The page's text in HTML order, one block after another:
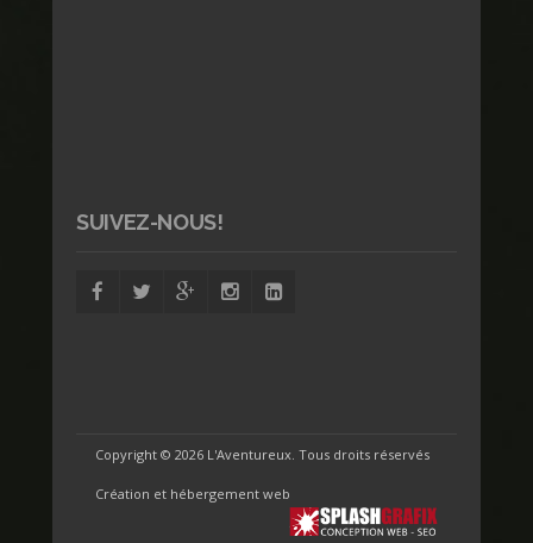
SUIVEZ-NOUS!
Copyright © 2026 L'Aventureux. Tous droits réservés
Création et hébergement web